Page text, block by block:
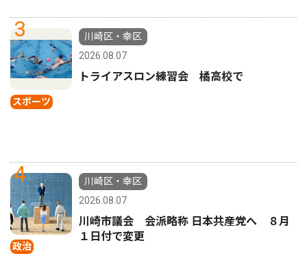
3
スポーツ
川崎区・幸区
2026.08.07
トライアスロン練習会 橘高校で
4
政治
川崎区・幸区
2026.08.07
川崎市議会 会派略称 日本共産党へ ８月
１日付で変更